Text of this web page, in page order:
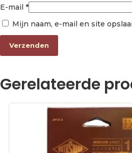
E-mail *
Mijn naam, e-mail en site
Gerelateerde